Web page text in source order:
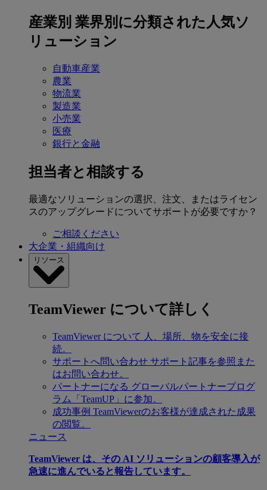
産業別 業界別に分類された人気ソ
リューション
自動車産業
農業
物流業
製造業
小売業
医療
銀行と金融
担当者と相談する
最適なソリューションの選択、注文、またはライセン
スのアップグレードについてサポートが必要ですか？
ご相談ください
大企業・組織向け
リソース
TeamViewer について詳しく
TeamViewer について 人、場所、物を安全に接
続。
サポートへ問い合わせ サポート記事を参照また
はお問い合わせ。
パートナーになる グローバルパートナープログ
ラム「TeamUP」に参加。
成功事例 TeamViewerのお客様が達成された成果
の閲覧。
ニュース
TeamViewer は、その AI ソリューションの顧客導入が
急速に進んでいると報告しています。